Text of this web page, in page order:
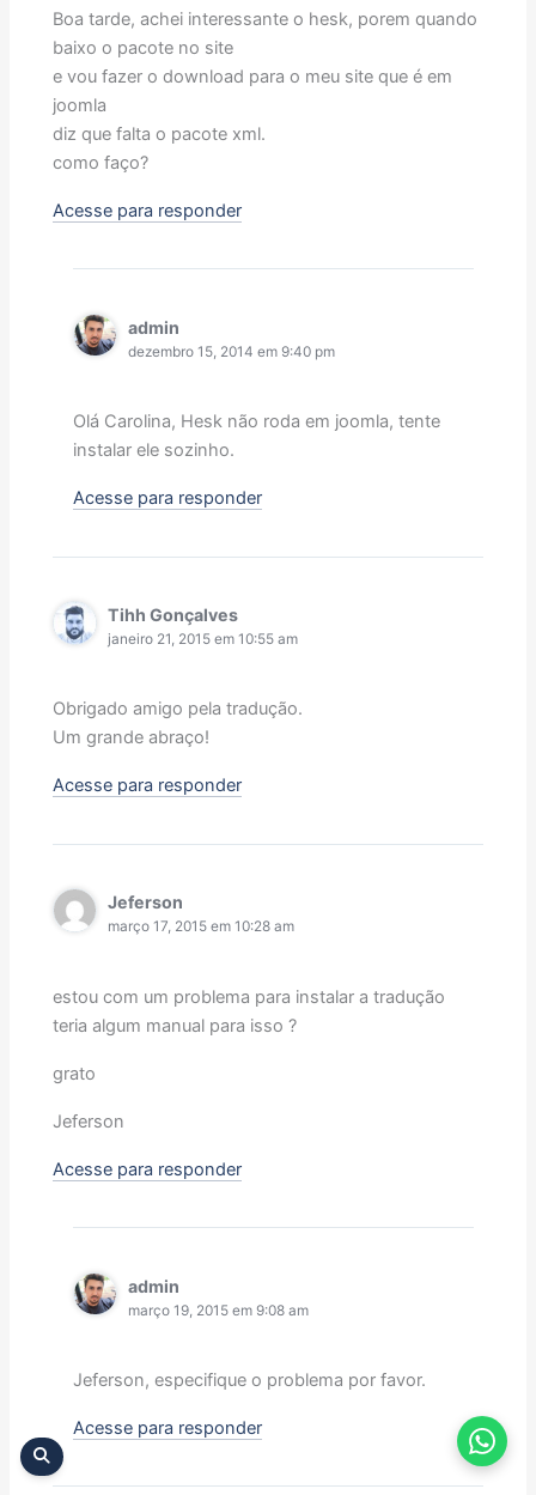
Boa tarde, achei interessante o hesk, porem quando
baixo o pacote no site
e vou fazer o download para o meu site que é em
joomla
diz que falta o pacote xml.
como faço?
Acesse para responder
admin
dezembro 15, 2014 em 9:40 pm
Olá Carolina, Hesk não roda em joomla, tente
instalar ele sozinho.
Acesse para responder
Tihh Gonçalves
janeiro 21, 2015 em 10:55 am
Obrigado amigo pela tradução.
Um grande abraço!
Acesse para responder
Jeferson
março 17, 2015 em 10:28 am
estou com um problema para instalar a tradução
teria algum manual para isso ?
grato
Jeferson
Acesse para responder
admin
março 19, 2015 em 9:08 am
Jeferson, especifique o problema por favor.
Acesse para responder